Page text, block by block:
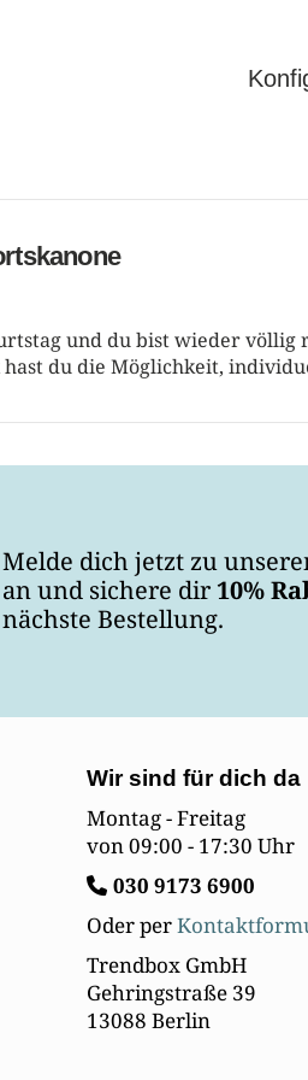
und du bist wieder
du die Möglichkeit,
Melde dich jetzt zu
an und sichere dir 10%
nächste Bestellung.
Wir sind für dich da
Montag - Freitag
von 09:00 - 17:30 Uhr
030 9173 6900
Oder per
Trendbox GmbH
Gehringstraße 39
13088 Berlin